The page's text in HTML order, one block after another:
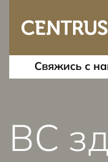
Свяжись с
BC